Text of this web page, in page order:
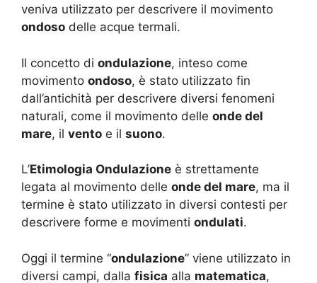
veniva utilizzato per descrivere il movimento
ondoso delle acque termali.
Il concetto di ondulazione, inteso come
movimento ondoso, è stato utilizzato fin
dall’antichità per descrivere diversi fenomeni
naturali, come il movimento delle onde del
mare, il vento e il suono.
L’Etimologia Ondulazione è strettamente
legata al movimento delle onde del mare, ma il
termine è stato utilizzato in diversi contesti per
descrivere forme e movimenti ondulati.
Oggi il termine “ondulazione” viene utilizzato in
diversi campi, dalla fisica alla matematica,